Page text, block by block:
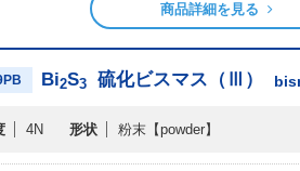
商品詳細を見る
Bi2S3 硫化ビスマス（Ⅲ）
4N 形状 粉末 【powder】